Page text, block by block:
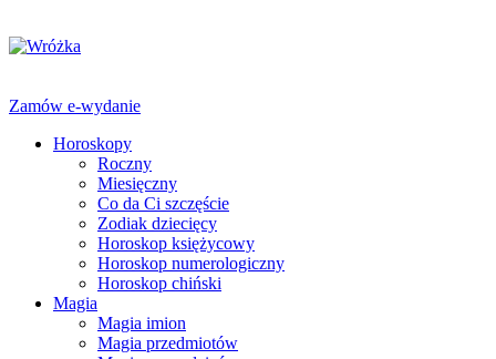
Zamów e-wydanie
Horoskopy
Roczny
Miesięczny
Co da Ci szczęście
Zodiak dziecięcy
Horoskop księżycowy
Horoskop numerologiczny
Horoskop chiński
Magia
Magia imion
Magia przedmiotów